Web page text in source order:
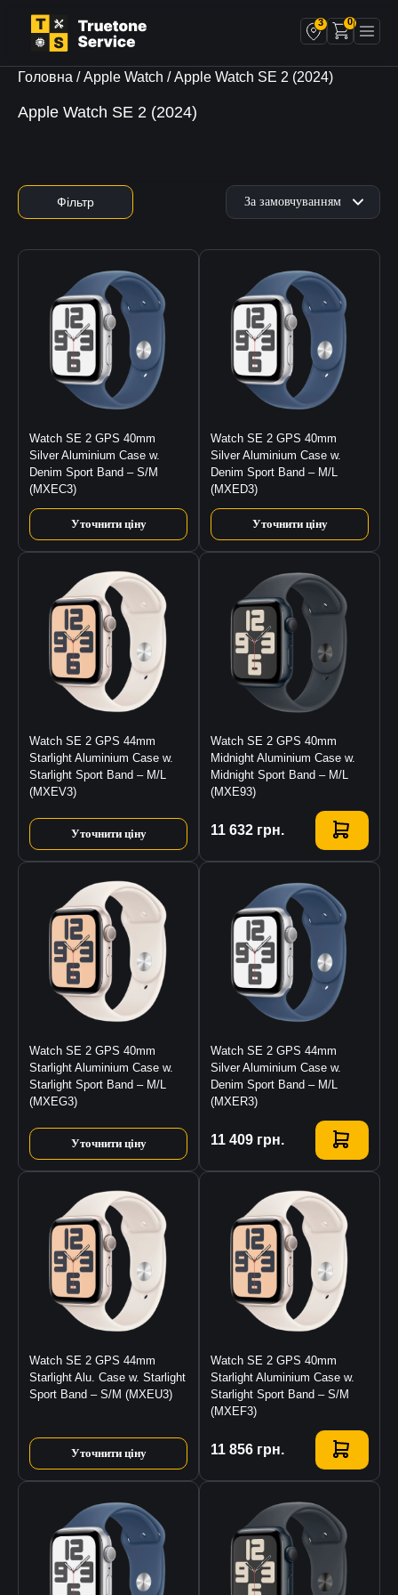
3 0
Головна /Apple Watch / Apple Watch SE 2 (2024)
Apple Watch SE 2 (2024)
Фільтр
Watch SE 2 GPS 40mm
Silver Aluminium Case w.
Denim Sport Band – S/M
(MXEC3)
Уточнити ціну
Watch SE 2 GPS 40mm
Silver Aluminium Case w.
Denim Sport Band – M/L
(MXED3)
Уточнити ціну
Watch SE 2 GPS 44mm
Starlight Aluminium Case w.
Starlight Sport Band – M/L
(MXEV3)
Уточнити ціну
Watch SE 2 GPS 40mm
Midnight Aluminium Case w.
Midnight Sport Band – M/L
(MXE93)
11 632 грн.
Купити
Watch SE 2 GPS 40mm
Starlight Aluminium Case w.
Starlight Sport Band – M/L
(MXEG3)
Уточнити ціну
Watch SE 2 GPS 44mm
Silver Aluminium Case w.
Denim Sport Band – M/L
(MXER3)
11 409 грн.
Купити
Watch SE 2 GPS 44mm
Starlight Alu. Case w. Starlight
Sport Band – S/M (MXEU3)
Уточнити ціну
Watch SE 2 GPS 40mm
Starlight Aluminium Case w.
Starlight Sport Band – S/M
(MXEF3)
11 856 грн.
Купити